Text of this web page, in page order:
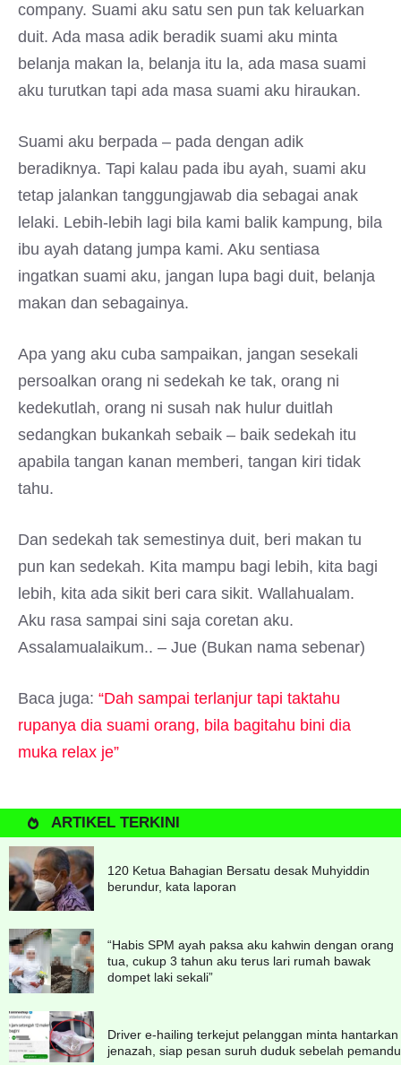
company. Suami aku satu sen pun tak keluarkan
duit. Ada masa adik beradik suami aku minta
belanja makan la, belanja itu la, ada masa suami
aku turutkan tapi ada masa suami aku hiraukan.
Suami aku berpada – pada dengan adik
beradiknya. Tapi kalau pada ibu ayah, suami aku
tetap jalankan tanggungjawab dia sebagai anak
lelaki. Lebih-lebih lagi bila kami balik kampung, bila
ibu ayah datang jumpa kami. Aku sentiasa
ingatkan suami aku, jangan lupa bagi duit, belanja
makan dan sebagainya.
Apa yang aku cuba sampaikan, jangan sesekali
persoalkan orang ni sedekah ke tak, orang ni
kedekutlah, orang ni susah nak hulur duitlah
sedangkan bukankah sebaik – baik sedekah itu
apabila tangan kanan memberi, tangan kiri tidak
tahu.
Dan sedekah tak semestinya duit, beri makan tu
pun kan sedekah. Kita mampu bagi lebih, kita bagi
lebih, kita ada sikit beri cara sikit. Wallahualam.
Aku rasa sampai sini saja coretan aku.
Assalamualaikum.. – Jue (Bukan nama sebenar)
Baca juga: “Dah sampai terlanjur tapi taktahu
rupanya dia suami orang, bila bagitahu bini dia
muka relax je”
ARTIKEL TERKINI
120 Ketua Bahagian Bersatu desak Muhyiddin
berundur, kata laporan
“Habis SPM ayah paksa aku kahwin dengan orang
tua, cukup 3 tahun aku terus lari rumah bawak
dompet laki sekali”
Driver e-hailing terkejut pelanggan minta hantarkan
jenazah, siap pesan suruh duduk sebelah pemandu